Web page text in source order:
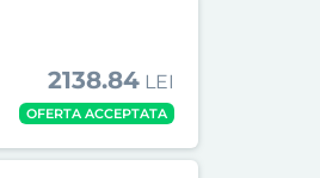
2138.84 LEI
OFERTA ACCEPTATA